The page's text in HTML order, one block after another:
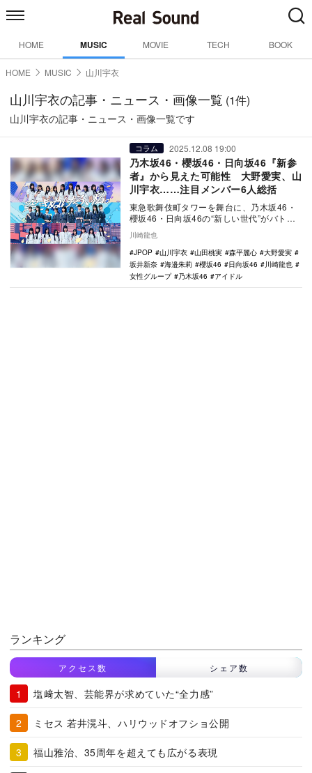
HOME MUSIC MOVIE TECH BOOK
HOME MUSIC 山川宇衣
山川宇衣の記事・ニュース・画像一覧 (1件)
山川宇衣の記事・ニュース・画像一覧です
コラム 2025.12.08 19:00
乃木坂46・櫻坂46・日向坂46『新参
者』から見えた可能性 大野愛実、山
川宇衣……注目メンバー6人総括
東急歌舞伎町タワーを舞台に、乃木坂46・
櫻坂46・日向坂46の“新しい世代”がバトン
参者 …
川崎龍也
JPOP
山川宇衣 山田桃実 森平麗心
大野愛実
坂井新奈
海邉朱莉 櫻坂46 日向坂46
川崎龍也
女性グループ
乃木坂46 アイドル
ランキング
アクセス数 シェア数
塩﨑太智、芸能界が求めていた“全力感”
ミセス 若井滉斗、ハリウッドオフショ公開
福山雅治、35周年を超えても広がる表現